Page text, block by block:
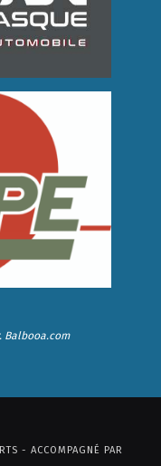
- ACCOMPAGNÉ PAR